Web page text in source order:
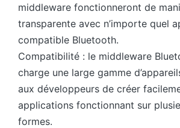
middleware fonctionneront de
transparente avec n’importe quel
compatible Bluetooth.
Compatibilité : le middleware
charge une large gamme
aux développeurs de créer
applications fonctionnant sur
formes.